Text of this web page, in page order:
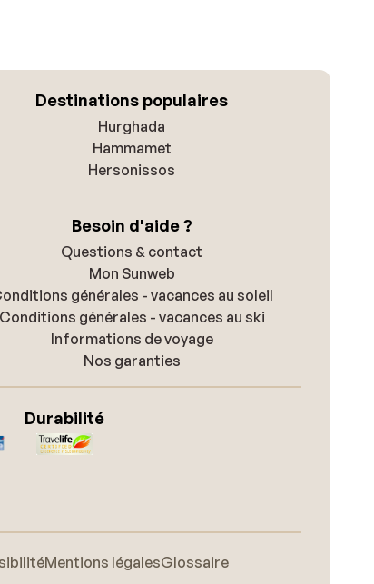
Destinations populaires
Hurghada
Hammamet
Hersonissos
Besoin d'aide ?
Questions & contact
Mon Sunweb
générales - vacances au soleil
Conditions générales - vacances au ski
Informations de voyage
Nos garanties
Durabilité
Mentions légalesGlossaire